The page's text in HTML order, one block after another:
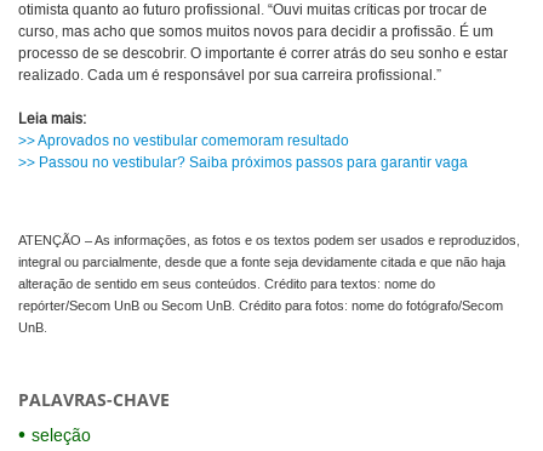
otimista quanto ao futuro profissional. “Ouvi muitas críticas por trocar de
curso, mas acho que somos muitos novos para decidir a profissão. É um
processo de se descobrir. O importante é correr atrás do seu sonho e estar
realizado. Cada um é responsável por sua carreira profissional.”
Leia mais:
>> Aprovados no vestibular comemoram resultado
>> Passou no vestibular? Saiba próximos passos para garantir vaga
ATENÇÃO – As informações, as fotos e os textos podem ser usados e reproduzidos,
integral ou parcialmente, desde que a fonte seja devidamente citada e que não haja
alteração de sentido em seus conteúdos. Crédito para textos: nome do
repórter/Secom UnB ou Secom UnB. Crédito para fotos: nome do fotógrafo/Secom
UnB.
PALAVRAS-CHAVE
seleção